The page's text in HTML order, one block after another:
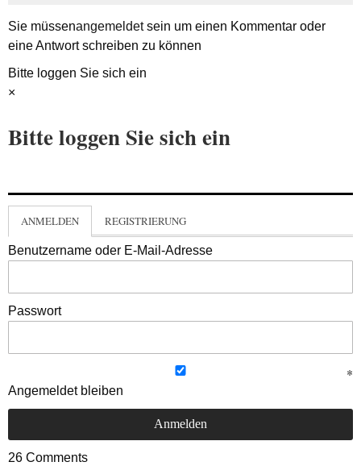
Sie müssenangemeldetsein um einen Kommentar oder
eine Antwort schreiben zu können
Bitte loggen Sie sich ein
×
Bitte loggen Sie sich ein
ANMELDEN REGISTRIERUNG
Benutzername oder E-Mail-Adresse
Passwort
Angemeldet bleiben
26 Comments